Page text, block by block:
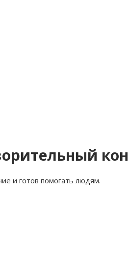
и готов помогать людям.